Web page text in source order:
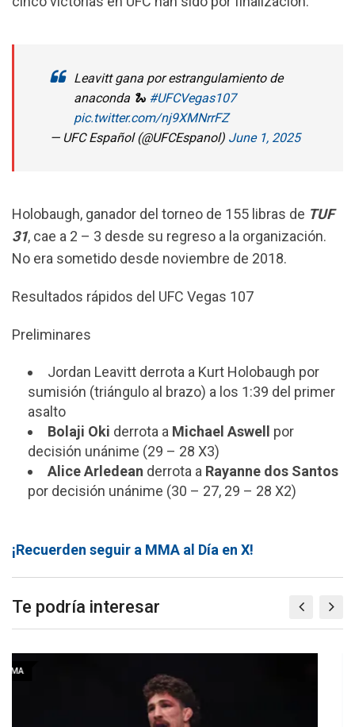
Leavitt gana por estrangulamiento de
anaconda 🐍 #UFCVegas107
pic.twitter.com/nj9XMNrrFZ
— UFC Español (@UFCEspanol) June 1, 2025
Holobaugh, ganador del torneo de 155 libras de TUF
31, cae a 2 – 3 desde su regreso a la organización.
No era sometido desde noviembre de 2018.
Resultados rápidos del UFC Vegas 107
Preliminares
Jordan Leavitt derrota a Kurt Holobaugh por
sumisión (triángulo al brazo) a los 1:39 del primer
asalto
Bolaji Oki derrota a Michael Aswell
por
decisión unánime (29 – 28 X3)
Alice Arledean derrota a Rayanne dos Santos
por decisión unánime (30 – 27, 29 – 28 X2)
¡Recuerden seguir a MMA al Día en X!
Te podría interesar